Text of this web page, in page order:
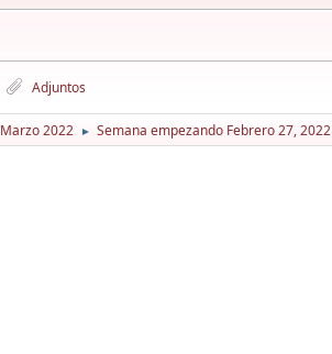
Adjuntos
Marzo 2022 ► Semana empezando Febrero 27, 2022